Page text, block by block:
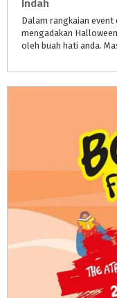
Indah
Dalam rangkaian event
mengadakan